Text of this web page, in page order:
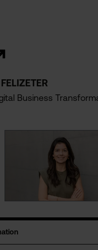
Business